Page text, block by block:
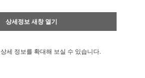
상세정보 새창 열기
상세 정보를 확대해 보실 수 있습니다.